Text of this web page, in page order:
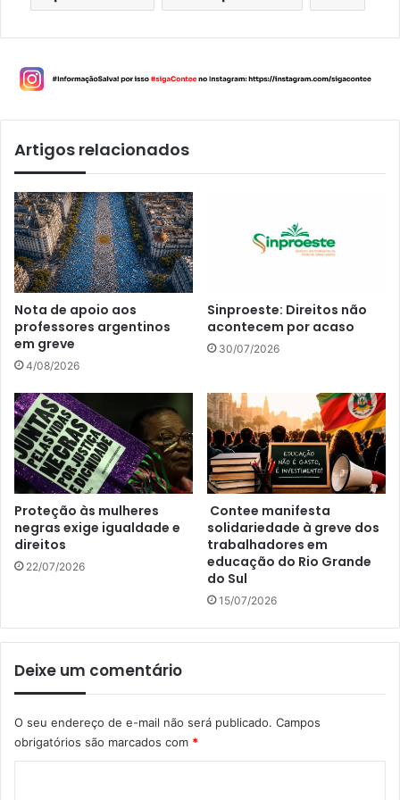
Artigos relacionados
Nota de apoio aos
professores argentinos
em greve
4/08/2026
Sinproeste: Direitos não
acontecem por acaso
30/07/2026
Proteção às mulheres
negras exige igualdade e
direitos
22/07/2026
Contee manifesta
solidariedade à greve dos
trabalhadores em
educação do Rio Grande
do Sul
15/07/2026
Deixe um comentário
O seu endereço de e-mail não será publicado. Campos
obrigatórios são marcados com *